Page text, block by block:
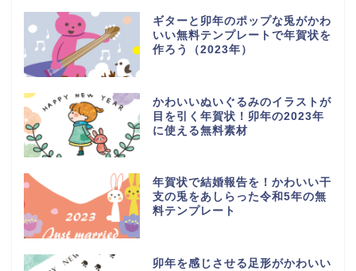
ギターと卯年のポップな兎がかわ
いい無料テンプレートで年賀状を
作ろう（2023年）
かわいいぬいぐるみのイラストが
目を引く年賀状！卯年の2023年
に使える無料素材
年賀状で結婚報告を！かわいい干
支の兎をあしらった令和5年の無
料テンプレート
卯年を感じさせる足形がかわいい